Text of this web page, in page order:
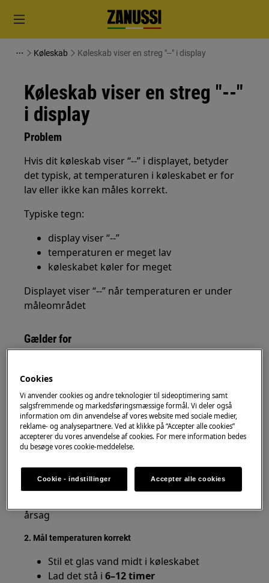
Køleskab Køleskab viser en streg "--" i display
Køleskab viser en streg "--"
i display
Problem
Hvis dit køleskab viser “--” i displayet, betyder
det typisk, at temperaturen i køleskabet er for
lav eller ikke kan måles korrekt.
Typiske tegn:
display viser “--”
temperaturen er meget lav
køleskabet køler for meget
Displayet viser “--” når temperaturen er under
måleområdet
Gælder for
Løsning
Start med at kontrollere temperaturen
1. Kontrollér og justér temperaturen
Undgå for lave indstillinger
årsag
2. Mål temperaturen korrekt
Stil et glas vand midt i køleskabet
Lad det stå i6–12 timer
Cookies
Vi anvender cookies og andre teknologier til sideoptimering samt
salgsfremmende og markedsføringsmæssige formål. Vi deler også
information om din anvendelse af vores website med sociale medier,
reklame- og analysepartnere. Ved at klikke på “Accepter alle cookies”
accepterer du vores anvendelse af cookies. For mere information bedes
du besøge vores cookie-meddelelse.
Cookie - indstillinger Accepter alle cookies